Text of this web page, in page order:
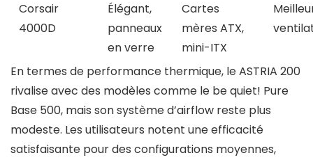
Corsair
4000D
Élégant,
panneaux
en verre
Cartes
mères ATX,
mini-ITX
En termes de performance thermique, le ASTRIA 200
rivalise avec des modèles comme le be quiet! Pure
Base 500, mais son système d’airflow reste plus
modeste. Les utilisateurs notent une efficacité
satisfaisante pour des configurations moyennes,